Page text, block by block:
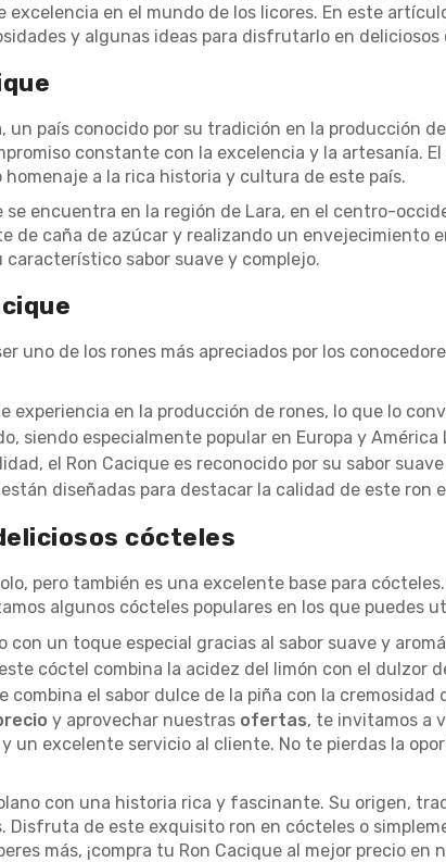
en el mundo de los licores. En este
y algunas ideas para disfrutarlo en deliciosos
un país conocido por su tradición en la producción
constante con la excelencia y la artesanía.
a la rica historia y cultura de este país.
se encuentra en la región de Lara, en el centro-
caña de azúcar y realizando un envejecimiento
sabor suave y complejo.
uno de los rones más apreciados por los
experiencia en la producción de rones, lo que lo
siendo especialmente popular en Europa y América
el Ron Cacique es reconocido por su sabor
diseñadas para destacar la calidad de este ron
cócteles
pero también es una excelente base para
algunos cócteles populares en los que puedes
un toque especial gracias al sabor suave y
cóctel combina la acidez del limón con el dulzor
combina el sabor dulce de la piña con la
y aprovechar nuestras ofertas, te invitamos a
un excelente servicio al cliente. No te pierdas la
con una historia rica y fascinante. Su origen,
Disfruta de este exquisito ron en cócteles o
más, ¡compra tu Ron Cacique al mejor precio